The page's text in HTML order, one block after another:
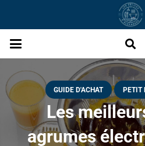
GUIDE D'ACHAT PETIT
Les
agrumes